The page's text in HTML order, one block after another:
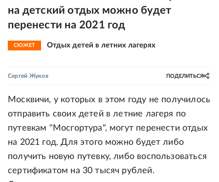
на детский отдых можно будет
перенести на 2021 год
СЮЖЕТ Отдых детей в летних лагерях
Сергей Жуков ПОДЕЛИТЬСЯ
Москвичи, у которых в этом году не получилось
отправить своих детей в летние лагеря по
путевкам "Мосгортура", могут перенести отдых
на 2021 год. Для этого можно будет либо
получить новую путевку, либо воспользоваться
сертификатом на 30 тысяч рублей.